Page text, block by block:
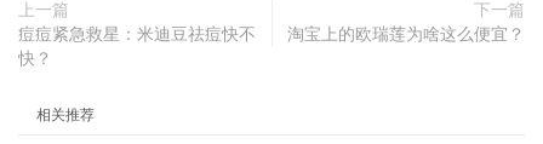
上一篇
痘痘紧急救星：米迪豆祛痘快不
快？
下一篇
淘宝上的欧瑞莲为啥这么便宜？
相关推荐